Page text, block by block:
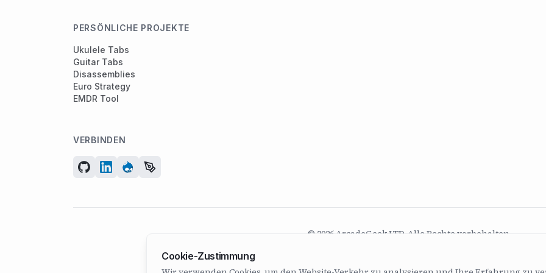
PERSÖNLICHE PROJEKTE
Ukulele Tabs
Guitar Tabs
Disassemblies
Euro Strategy
EMDR Tool
VERBINDEN
© 2026 ArcadeGeek LTD. Alle Rechte vorbehalten.
Cookie-Zustimmung